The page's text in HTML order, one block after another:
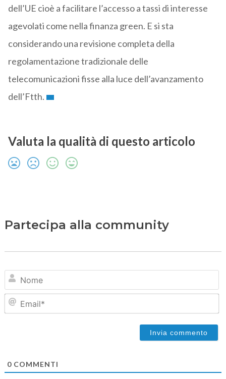
dell’UE cioè a facilitare l’accesso a tassi di interesse
agevolati come nella finanza green. E si sta
considerando una revisione completa della
regolamentazione tradizionale delle
telecomunicazioni fisse alla luce dell’avanzamento
dell’Ftth.
Valuta la qualità di questo articolo
Partecipa alla community
0COMMENTI